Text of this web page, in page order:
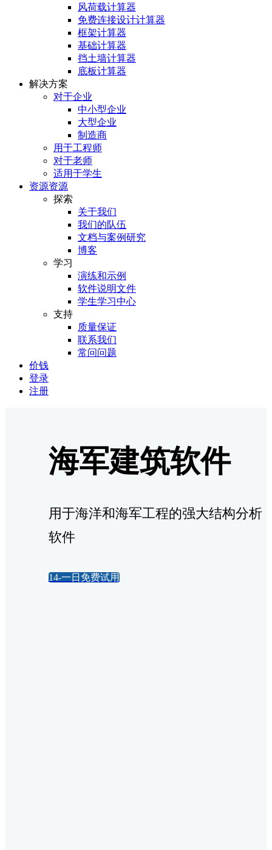
风荷载计算器
免费连接设计计算器
框架计算器
基础计算器
挡土墙计算器
底板计算器
解决方案
对于企业
中小型企业
大型企业
制造商
用于工程师
对于老师
适用于学生
资源资源
探索
关于我们
我们的队伍
文档与案例研究
博客
学习
演练和示例
软件说明文件
学生学习中心
支持
质量保证
联系我们
常问问题
价钱
登录
注册
海军建筑软件
用于海洋和海军工程的强大结构分析
软件
14-一日免费试用